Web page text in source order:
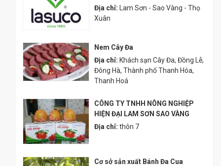
Địa chỉ: Lam Sơn - Sao Vàng - Thọ
Xuân
Nem Cây Đa
Địa chỉ: Khách sạn Cây Đa, Đồng Lễ,
Đông Hà, Thành phố Thanh Hóa,
Thanh Hoá
CÔNG TY TNHH NÔNG NGHIỆP
HIỆN ĐẠI LAM SƠN SAO VÀNG
Địa chỉ: thôn 7
Cơ sở sản xuất Bánh Đa Cua